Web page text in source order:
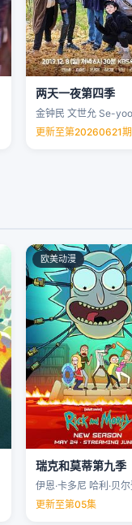
两天一夜第四季
更新至第20260621期
欧美动漫
瑞克和莫蒂第九季
更新至第05集